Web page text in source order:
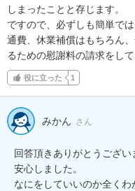
しまったことと存じます。
ですので、必ずしも簡単で
通費、休業補償はもちろん
るための慰謝料の請求をし
役に立った 1
みかん さん
回答頂きありがとうござい
安心しました。
なにをしていいのか全く